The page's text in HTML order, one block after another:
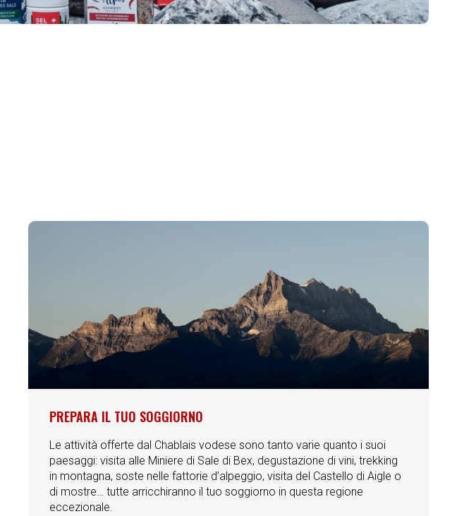
PREPARA IL TUO SOGGIORNO
Le attività offerte dal Chablais vodese sono tanto varie quanto i suoi
paesaggi: visita alle Miniere di Sale di Bex, degustazione di vini, trekking
in montagna, soste nelle fattorie d’alpeggio, visita del Castello di Aigle o
di mostre… tutte arricchiranno il tuo soggiorno in questa regione
eccezionale.